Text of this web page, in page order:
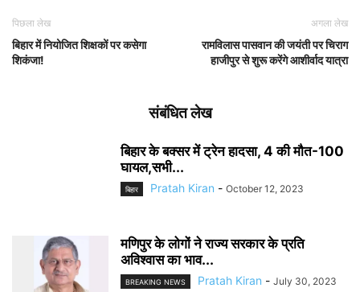
पिछला लेख
बिहार में नियोजित शिक्षकों पर कसेगा
शिकंजा!
अगला लेख
रामविलास पासवान की जयंती पर चिराग
हाजीपुर से शुरू करेंगे आशीर्वाद यात्रा
संबंधित लेख
बिहार के बक्सर में ट्रेन हादसा, 4 की मौत-100
घायल,सभी...
बिहार Pratah Kiran - October 12, 2023
मणिपुर के लोगों ने राज्य सरकार के प्रति
अविश्वास का भाव...
BREAKING NEWS Pratah Kiran - July 30, 2023